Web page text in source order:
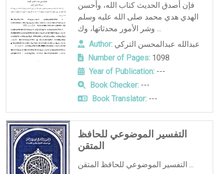
فإن أصدق الحديث كتاب الله، وأحسن
الهدي هدي محمد صلى الله عليه وسلم
وشر الأمور محدثاتها، وك ...
Author: عبدالله عبدالمحسن التركي
Number of Pages:1098
Year of Publication:---
Book Checker:---
Book Translator:---
التفسير الموضوعي للحافظ
المتقن
التفسير الموضوعي للحافظ المتقن ...